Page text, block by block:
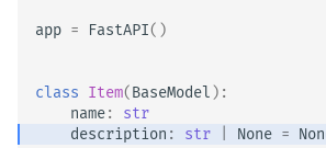
app = FastAPI()
class Item(BaseModel ):
name:
str
description : str None =